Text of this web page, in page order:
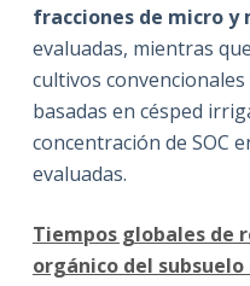
fracciones de micro y
evaluadas, mientras
cultivos
basadas en césped
concentración de SOC
evaluadas.
Tiempos globales de
orgánico del